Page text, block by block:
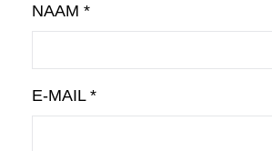
NAAM *
E-MAIL *